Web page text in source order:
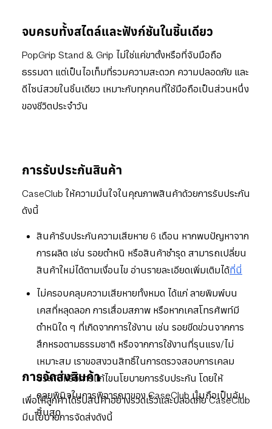
จบครบทั้งสไตล์และฟังก์ชันในชิ้นเดียว
PopGrip Stand & Grip ไม่ใช่แค่ขาตั้งหรือที่จับมือถือ
ธรรมดา แต่เป็นไอเท็มที่รวมความสะดวก ความปลอดภัย และ
ดีไซน์สวยในชิ้นเดียว เหมาะกับทุกคนที่ใช้มือถือเป็นส่วนหนึ่ง
ของชีวิตประจำวัน
การรับประกันสินค้า
CaseClub ให้ความมั่นใจในคุณภาพสินค้าด้วยการรับประกัน
ดังนี้
สินค้ารับประกันความเสียหาย 6 เดือน หากพบปัญหาจาก
การผลิต เช่น รอยตำหนิ หรือสินค้าชำรุด สามารถเปลี่ยน
สินค้าใหม่ได้ตามเงื่อนไข อ่านรายละเอียดเพิ่มเติมได้ที่นี่
ไม่ครอบคลุมความเสียหายทั้งหมด ได้แก่ ลายพิมพ์บน
เคสที่หลุดลอก การเสื่อมสภาพ หรือหากเคสโทรศัพท์มี
ตำหนิใด ๆ ที่เกิดจากการใช้งาน เช่น รอยขีดข่วนจากการ
สึกหรอตามธรรมชาติ หรือจากการใช้งานที่รุนแรง/ไม่
เหมาะสม เราขอสงวนสิทธิ์ในการตรวจสอบการเคลม
ประกันหรือการแก้ไขนโยบายการรับประกัน โดยให้
ดุลยพินิจในการพิจารณาของ CaseClub นั้นถือเป็นอัน
สิ้นสุด
การจัดส่งสินค้า
เพื่อให้ลูกค้าได้รับสินค้าอย่างรวดเร็วและปลอดภัย CaseClub
มีนโยบายการจัดส่งดังนี้